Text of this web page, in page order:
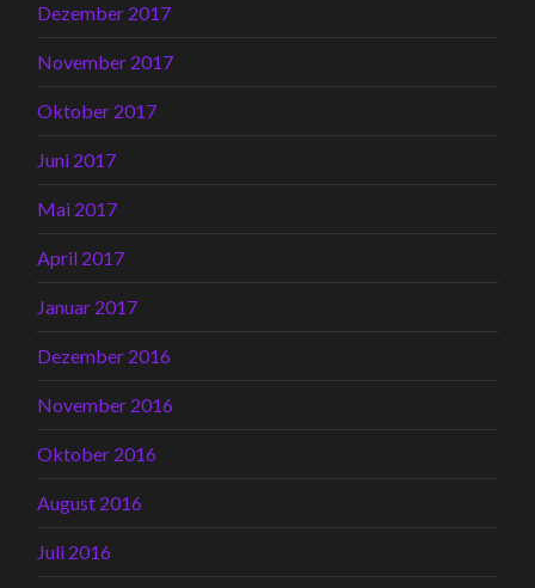
Dezember 2017
November 2017
Oktober 2017
Juni 2017
Mai 2017
April 2017
Januar 2017
Dezember 2016
November 2016
Oktober 2016
August 2016
Juli 2016